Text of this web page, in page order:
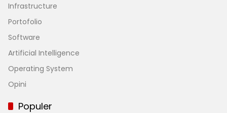
Infrastructure
Portofolio
Software
Artificial Intelligence
Operating System
Opini
Populer